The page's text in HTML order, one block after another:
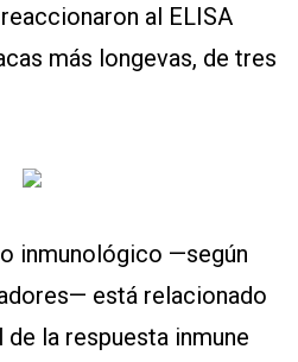
al ELISA
más longevas, de tres
inmunológico —según
está relacionado
la respuesta inmune